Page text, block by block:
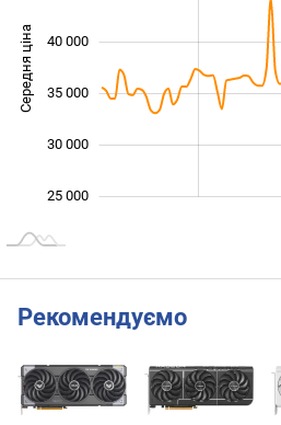
Середня ціна
25 000
30 000
35 000
40 000
Рекомендуємо